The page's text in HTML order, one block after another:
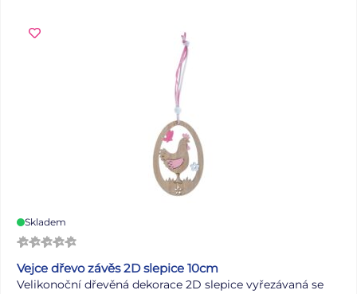
Skladem
Vejce dřevo závěs 2D slepice 10cm
Velikonoční dřevěná dekorace 2D slepice vyřezávaná se